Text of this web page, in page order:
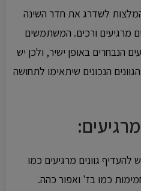
לשדרג את חדר השינה
מרגיעים ורכים. המשתמשים
הנבחרים באופן ישיר, ולכן יש
הנכונים שיתאימו לתחושה
גוונים מרגיעים כמו
חמימות כמו בז' ואפור כהה.